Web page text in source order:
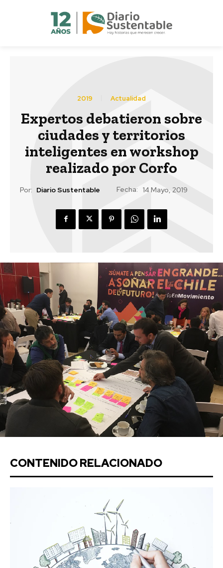
2019 Actualidad
Expertos debatieron sobre
ciudades y territorios
inteligentes en workshop
realizado por Corfo
Por: Diario Sustentable Fecha: 14 Mayo, 2019
CONTENIDO RELACIONADO